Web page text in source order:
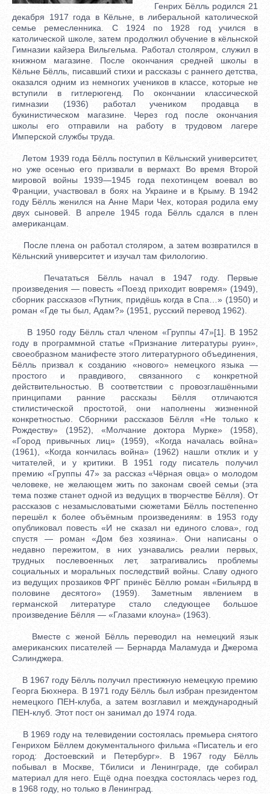
Генрих Бёлль родился 21
декабря 1917 года в Кёльне, в либеральной католической
семье ремесленника. С 1924 по 1928 год учился в
католической школе, затем продолжил обучение в кёльнской
Гимназии кайзера Вильгельма. Работал столяром, служил в
книжном магазине. После окончания средней школы в
Кёльне Бёлль, писавший стихи и рассказы с раннего детства,
оказался одним из немногих учеников в классе, которые не
вступили в гитлерюгенд. По окончании классической
гимназии (1936) работал учеником продавца в
букинистическом магазине. Через год после окончания
школы его отправили на работу в трудовом лагере
Имперской службы труда.
Летом 1939 года Бёлль поступил в Кёльнский университет,
но уже осенью его призвали в вермахт. Во время Второй
мировой войны 1939—1945 года пехотинцем воевал во
Франции, участвовал в боях на Украине и в Крыму. В 1942
году Бёлль женился на Анне Мари Чех, которая родила ему
двух сыновей. В апреле 1945 года Бёлль сдался в плен
американцам.
После плена он работал столяром, а затем возвратился в
Кёльнский университет и изучал там филологию.
Печататься Бёлль начал в 1947 году. Первые
произведения — повесть «Поезд приходит вовремя» (1949),
сборник рассказов «Путник, придёшь когда в Спа…» (1950) и
роман «Где ты был, Адам?» (1951, русский перевод 1962).
В 1950 году Бёлль стал членом «Группы 47»[1]. В 1952
году в программной статье «Признание литературы руин»,
своеобразном манифесте этого литературного объединения,
Бёлль призвал к созданию «нового» немецкого языка —
простого и правдивого, связанного с конкретной
действительностью. В соответствии с провозглашёнными
принципами ранние рассказы Бёлля отличаются
стилистической простотой, они наполнены жизненной
конкретностью. Сборники рассказов Бёлля «Не только к
Рождеству» (1952), «Молчание доктора Мурке» (1958),
«Город привычных лиц» (1959), «Когда началась война»
(1961), «Когда кончилась война» (1962) нашли отклик и у
читателей, и у критики. В 1951 году писатель получил
премию «Группы 47» за рассказ «Чёрная овца» о молодом
человеке, не желающем жить по законам своей семьи (эта
тема позже станет одной из ведущих в творчестве Бёлля). От
рассказов с незамысловатыми сюжетами Бёлль постепенно
перешёл к более объёмным произведениям: в 1953 году
опубликовал повесть «И не сказал ни единого слова», год
спустя — роман «Дом без хозяина». Они написаны о
недавно пережитом, в них узнавались реалии первых,
трудных послевоенных лет, затрагивались проблемы
социальных и моральных последствий войны. Славу одного
из ведущих прозаиков ФРГ принёс Бёллю роман «Бильярд в
половине десятого» (1959). Заметным явлением в
германской литературе стало следующее большое
произведение Бёлля — «Глазами клоуна» (1963).
Вместе с женой Бёлль переводил на немецкий язык
американских писателей — Бернарда Маламуда и Джерома
Сэлинджера.
В 1967 году Бёлль получил престижную немецкую премию
Георга Бюхнера. В 1971 году Бёлль был избран президентом
немецкого ПЕН-клуба, а затем возглавил и международный
ПЕН-клуб. Этот пост он занимал до 1974 года.
В 1969 году на телевидении состоялась премьера снятого
Генрихом Бёллем документального фильма «Писатель и его
город: Достоевский и Петербург». В 1967 году Бёлль
побывал в Москве, Тбилиси и Ленинграде, где собирал
материал для него. Ещё одна поездка состоялась через год,
в 1968 году, но только в Ленинград.